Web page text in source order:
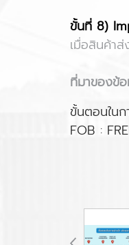
ขั้นที่ 8)
เมื่อสินค้า
ที่มาของข้
ขั้นตอนในก
FOB :